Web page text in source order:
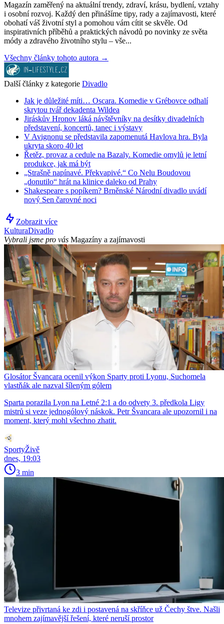
Magazín zaměřený na aktuální trendy, zdraví, krásu, bydlení, vztahy
i osobní rozvoj. Každý den přinášíme tipy, rady a zajímavosti, které
obohatí váš životní styl a pomohou vám cítit se skvěle. Od
inspirativních příběhů a praktických návodů po novinky ze světa
módy a zdravého životního stylu – vše...
Všechny články tohoto autora →
Další články z kategorie Divadlo
Jak je důležité míti… Oscara. Komedie v Grébovce odhalí
skrytou tvář dekadenta Wildea
Jiráskův Hronov láká návštěvníky na desítky divadelních
představení, koncertů, tanec i výstavy
V Avignonu se představila zapomenutá Havlova hra. Byla
ukryta skoro 40 let
Řetěz, provaz a cedule na Bazaly. Komedie omylů je letní
produkce, jak má být
„Strašně napínavé. Překvapivé.“ Co Nelu Boudovou
„donutilo“ hrát na klinice daleko od Prahy
Shakespeare s popíkem? Brněnské Národní divadlo uvádí
nový Sen čarovné noci
Zobrazit více
KulturaDivadlo
Vybrali jsme pro vás Magazíny a zajímavosti
Glosátor Švancara ocenil výkon Sparty proti Lyonu, Suchomela
vlastňák ale nazval šíleným gólem
Sparta porazila Lyon na Letné 2:1 a do odvety 3. předkola Ligy
mistrů si veze jednogólový náskok. Petr Švancara ale upozornil i na
moment, který mohl všechno zhatit.
SportyŽivě
dnes, 19:03
3 min
Televize přivrtaná ke zdi i postavená na skříňce už Čechy štve. Našli
mnohem zajímavější řešení, které neruší prostor